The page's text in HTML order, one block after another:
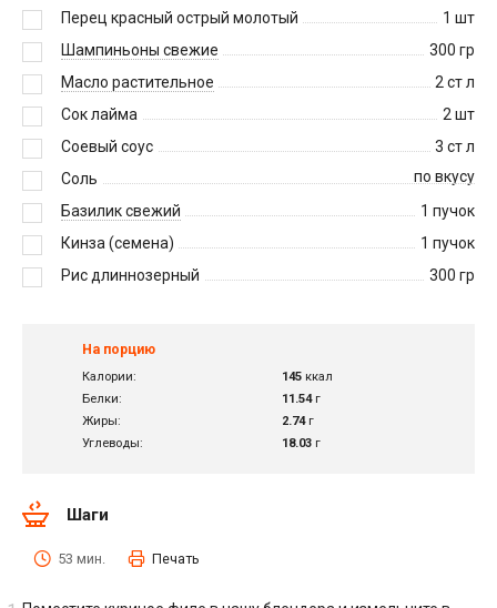
Перец красный острый молотый
1 шт
Шампиньоны свежие
300 гр
Масло растительное
2 ст л
Сок лайма
2 шт
Соевый соус
3 ст л
Соль
по вкусу
Базилик свежий
1 пучок
Кинза (семена)
1 пучок
Рис длиннозерный
300 гр
На порцию
Калории: 145 ккал
Белки:
11.54г
Жиры:
2.74г
Углеводы:
18.03 г
Шаги
53 мин. Печать